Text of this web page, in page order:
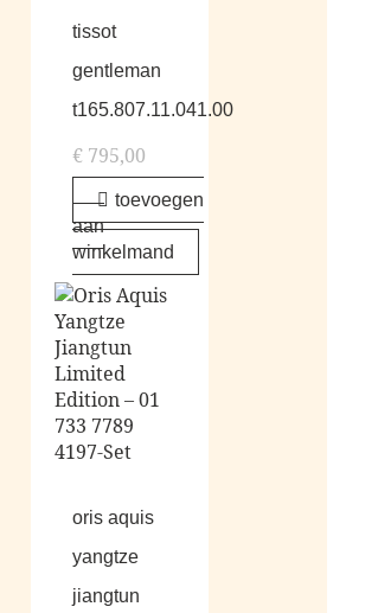
tissot
gentleman
t165.807.11.041.00
€795,00
toevoegen
aan
winkelmand
oris aquis
yangtze
jiangtun